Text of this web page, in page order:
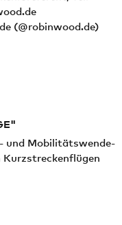
(@robinwood.de)
und Mobilitätswende-
Kurzstreckenflügen